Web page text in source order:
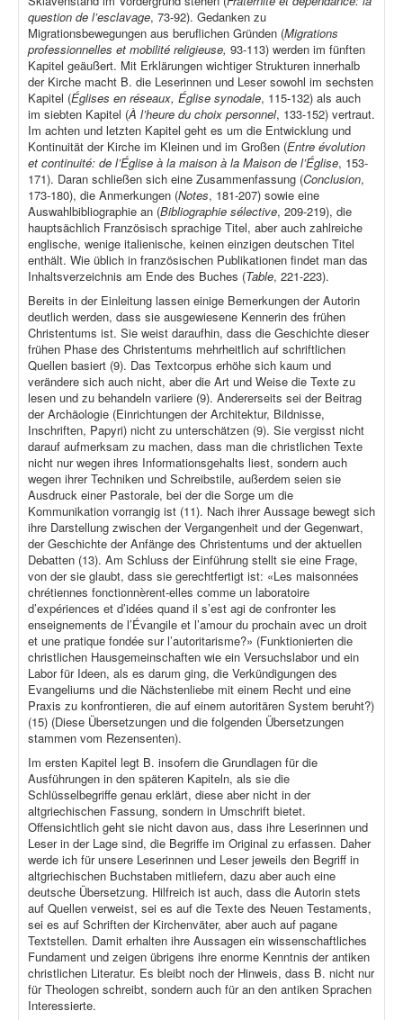
question de l’esclavage, 73-92). Gedanken zu
Migrationsbewegungen aus beruflichen Gründen (Migrations
professionnelles et mobilité religieuse, 93-113) werden im fünften
Kapitel geäußert. Mit Erklärungen wichtiger Strukturen innerhalb
der Kirche macht B. die Leserinnen und Leser sowohl im sechsten
Kapitel (Églises en réseaux, Église synodale, 115-132) als auch
im siebten Kapitel (À l’heure du choix personnel, 133-152) vertraut.
Im achten und letzten Kapitel geht es um die Entwicklung und
Kontinuität der Kirche im Kleinen und im Großen (Entre évolution
et continuité: de l’Église à la maison à la Maison de l’Église, 153-
171). Daran schließen sich eine Zusammenfassung (Conclusion,
173-180), die Anmerkungen (Notes, 181-207) sowie eine
Auswahlbibliographie an (Bibliographie sélective, 209-219), die
hauptsächlich Französisch sprachige Titel, aber auch zahlreiche
englische, wenige italienische, keinen einzigen deutschen Titel
enthält. Wie üblich in französischen Publikationen findet man das
Inhaltsverzeichnis am Ende des Buches (Table, 221-223).
Bereits in der Einleitung lassen einige Bemerkungen der Autorin
deutlich werden, dass sie ausgewiesene Kennerin des frühen
Christentums ist. Sie weist daraufhin, dass die Geschichte dieser
frühen Phase des Christentums mehrheitlich auf schriftlichen
Quellen basiert (9). Das Textcorpus erhöhe sich kaum und
verändere sich auch nicht, aber die Art und Weise die Texte zu
lesen und zu behandeln variiere (9). Andererseits sei der Beitrag
der Archäologie (Einrichtungen der Architektur, Bildnisse,
Inschriften, Papyri) nicht zu unterschätzen (9). Sie vergisst nicht
darauf aufmerksam zu machen, dass man die christlichen Texte
nicht nur wegen ihres Informationsgehalts liest, sondern auch
wegen ihrer Techniken und Schreibstile, außerdem seien sie
Ausdruck einer Pastorale, bei der die Sorge um die
Kommunikation vorrangig ist (11). Nach ihrer Aussage bewegt sich
ihre Darstellung zwischen der Vergangenheit und der Gegenwart,
der Geschichte der Anfänge des Christentums und der aktuellen
Debatten (13). Am Schluss der Einführung stellt sie eine Frage,
von der sie glaubt, dass sie gerechtfertigt ist: «Les maisonnées
chrétiennes fonctionnèrent-elles comme un laboratoire
d’expériences et d’idées quand il s’est agi de confronter les
enseignements de l’Évangile et l’amour du prochain avec un droit
et une pratique fondée sur l’autoritarisme?» (Funktionierten die
christlichen Hausgemeinschaften wie ein Versuchslabor und ein
Labor für Ideen, als es darum ging, die Verkündigungen des
Evangeliums und die Nächstenliebe mit einem Recht und eine
Praxis zu konfrontieren, die auf einem autoritären System beruht?)
(15) (Diese Übersetzungen und die folgenden Übersetzungen
stammen vom Rezensenten).
Im ersten Kapitel legt B. insofern die Grundlagen für die
Ausführungen in den späteren Kapiteln, als sie die
Schlüsselbegriffe genau erklärt, diese aber nicht in der
altgriechischen Fassung, sondern in Umschrift bietet.
Offensichtlich geht sie nicht davon aus, dass ihre Leserinnen und
Leser in der Lage sind, die Begriffe im Original zu erfassen. Daher
werde ich für unsere Leserinnen und Leser jeweils den Begriff in
altgriechischen Buchstaben mitliefern, dazu aber auch eine
deutsche Übersetzung. Hilfreich ist auch, dass die Autorin stets
auf Quellen verweist, sei es auf die Texte des Neuen Testaments,
sei es auf Schriften der Kirchenväter, aber auch auf pagane
Textstellen. Damit erhalten ihre Aussagen ein wissenschaftliches
Fundament und zeigen übrigens ihre enorme Kenntnis der antiken
christlichen Literatur. Es bleibt noch der Hinweis, dass B. nicht nur
für Theologen schreibt, sondern auch für an den antiken Sprachen
Interessierte.